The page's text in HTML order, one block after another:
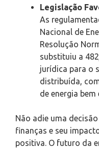
Legislação
As
Nacional de
Resolução
substituiu a
jurídica para o
distribuída,
de energia bem
Não adie uma
finanças e seu
positiva. O futuro da